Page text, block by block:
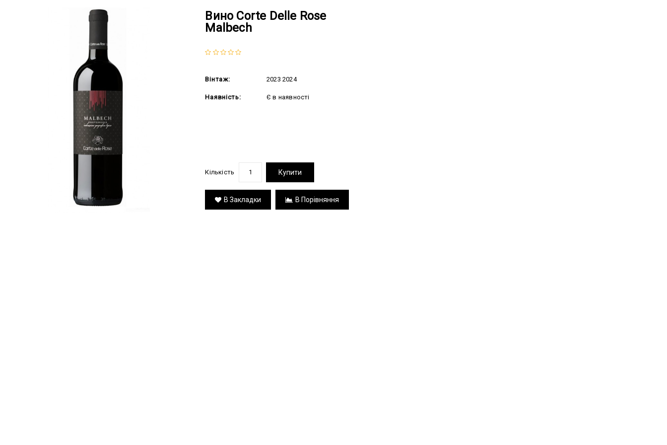
Вино Corte Delle Rose
Malbech
Вінтаж: 2023 2024
Наявність: Є в наявності
Кількість Купити
В Закладки В Порівняння